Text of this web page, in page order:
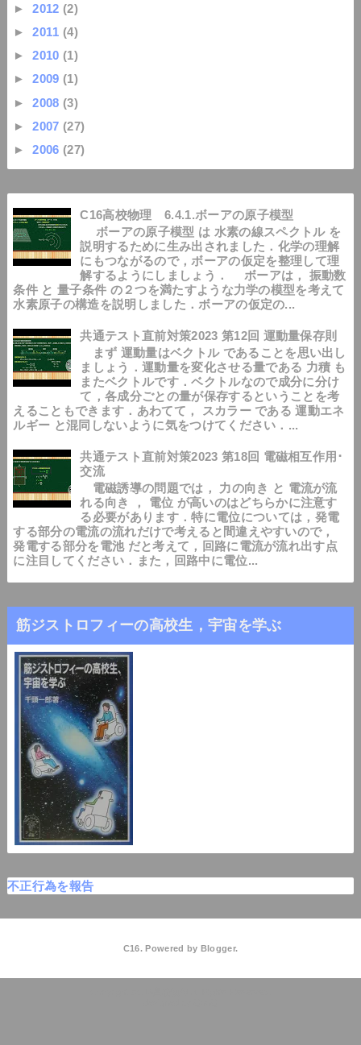
►2012 (2)
►2011 (4)
►2010 (1)
►2009 (1)
►2008 (3)
►2007 (27)
►2006 (27)
C16高校物理 6.4.1.ボーアの原子模型
ボーアの原子模型 は 水素の線スペクトル を
説明するために生み出されました．化学の理解
にもつながるので，ボーアの仮定を整理して理
解するようにしましょう． ボーアは， 振動数
条件 と 量子条件 の２つを満たすような力学の模型を考えて
水素原子の構造を説明しました．ボーアの仮定の...
共通テスト直前対策2023 第12回 運動量保存則
まず 運動量はベクトル であることを思い出し
ましょう．運動量を変化させる量である 力積 も
またベクトルです．ベクトルなので成分に分け
て，各成分ごとの量が保存するということを考
えることもできます．あわてて， スカラー である 運動エネ
ルギー と混同しないように気をつけてください．...
共通テスト直前対策2023 第18回 電磁相互作用･
交流
電磁誘導の問題では， 力の向き と 電流が流
れる向き ， 電位 が高いのはどちらかに注意す
る必要があります．特に電位については，発電
する部分の電流の流れだけで考えると間違えやすいので，
発電する部分を電池 だと考えて，回路に電流が流れ出す点
に注目してください．また，回路中に電位...
筋ジストロフィーの高校生，宇宙を学ぶ
不正行為を報告
C16. Powered by Blogger.